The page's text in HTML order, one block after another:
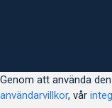
Genom att använda
användarvillkor, vår